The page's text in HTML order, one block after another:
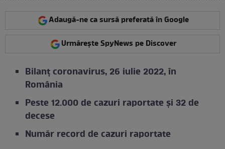
Adaugă-ne ca sursă preferată în Google
Urmărește SpyNews pe Discover
Bilanţ coronavirus, 26 iulie 2022, în
România
Peste 12.000 de cazuri raportate şi 32 de
decese
Număr record de cazuri raportate